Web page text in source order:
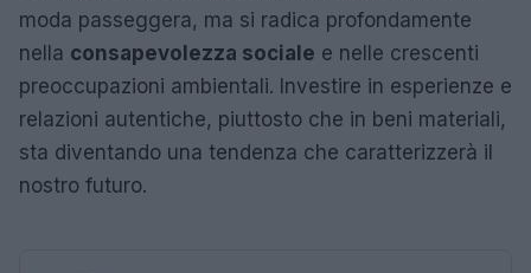
moda passeggera, ma si radica profondamente
nella consapevolezza sociale e nelle crescenti
preoccupazioni ambientali. Investire in esperienze e
relazioni autentiche, piuttosto che in beni materiali,
sta diventando una tendenza che caratterizzerà il
nostro futuro.